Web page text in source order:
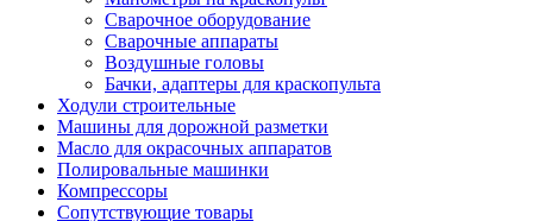
Сварочное оборудование
Сварочные аппараты
Воздушные головы
Бачки, адаптеры для краскопульта
Ходули строительные
Машины для дорожной разметки
Масло для окрасочных аппаратов
Полировальные машинки
Компрессоры
Сопутствующие товары